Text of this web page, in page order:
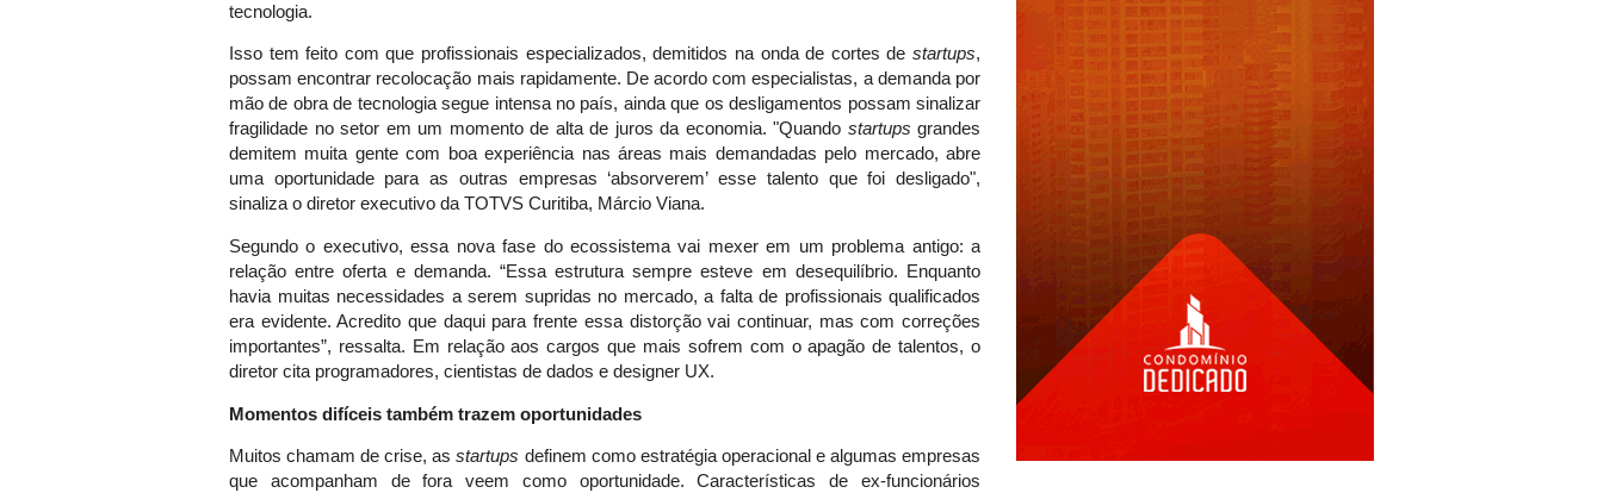
tecnologia.
Isso tem feito com que profissionais especializados, demitidos na onda de cortes de startups,
possam encontrar recolocação mais rapidamente. De acordo com especialistas, a demanda por
mão de obra de tecnologia segue intensa no país, ainda que os desligamentos possam sinalizar
fragilidade no setor em um momento de alta de juros da economia. "Quando startups grandes
demitem muita gente com boa experiência nas áreas mais demandadas pelo mercado, abre
uma oportunidade para as outras empresas ‘absorverem’ esse talento que foi desligado",
sinaliza o diretor executivo da TOTVS Curitiba, Márcio Viana.
Segundo o executivo, essa nova fase do ecossistema vai mexer em um problema antigo: a
relação entre oferta e demanda. “Essa estrutura sempre esteve em desequilíbrio. Enquanto
havia muitas necessidades a serem supridas no mercado, a falta de profissionais qualificados
era evidente. Acredito que daqui para frente essa distorção vai continuar, mas com correções
importantes”, ressalta. Em relação aos cargos que mais sofrem com o apagão de talentos, o
diretor cita programadores, cientistas de dados e designer UX.
Momentos difíceis também trazem oportunidades
Muitos chamam de crise, asstartups definem como estratégia operacional e algumas empresas
que acompanham de fora veem como oportunidade. Características de ex-funcionários